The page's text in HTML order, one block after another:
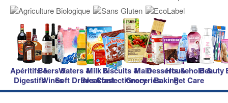
Apéritifs &
Digestifs
Beers &
Wines
Waters &
Soft Drinks
Milk &
Breakfast
Biscuits &
Confectionery
Main
Groceries
Desserts &
Baking
Household &
Pet Care
Beauty